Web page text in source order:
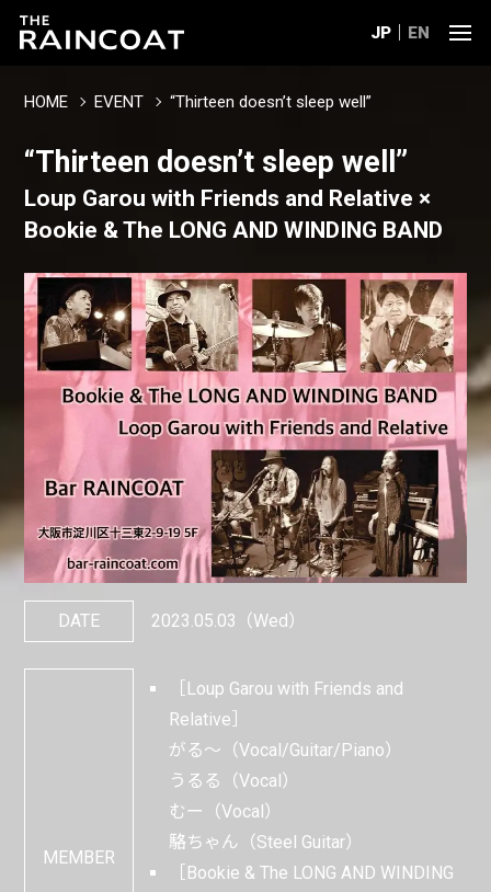
JP EN
HOME EVENT “Thirteen doesn’t sleep well”
“Thirteen doesn’t sleep well”
Loup Garou with Friends and Relative ×
Bookie & The LONG AND WINDING BAND
DATE 2023.05.03 （Wed）
MEMBER
［Loup Garou with Friends and
Relative］
がる〜（Vocal/Guitar/Piano）
うるる（Vocal）
むー（Vocal）
駱ちゃん（Steel Guitar）
［Bookie & The LONG AND WINDING